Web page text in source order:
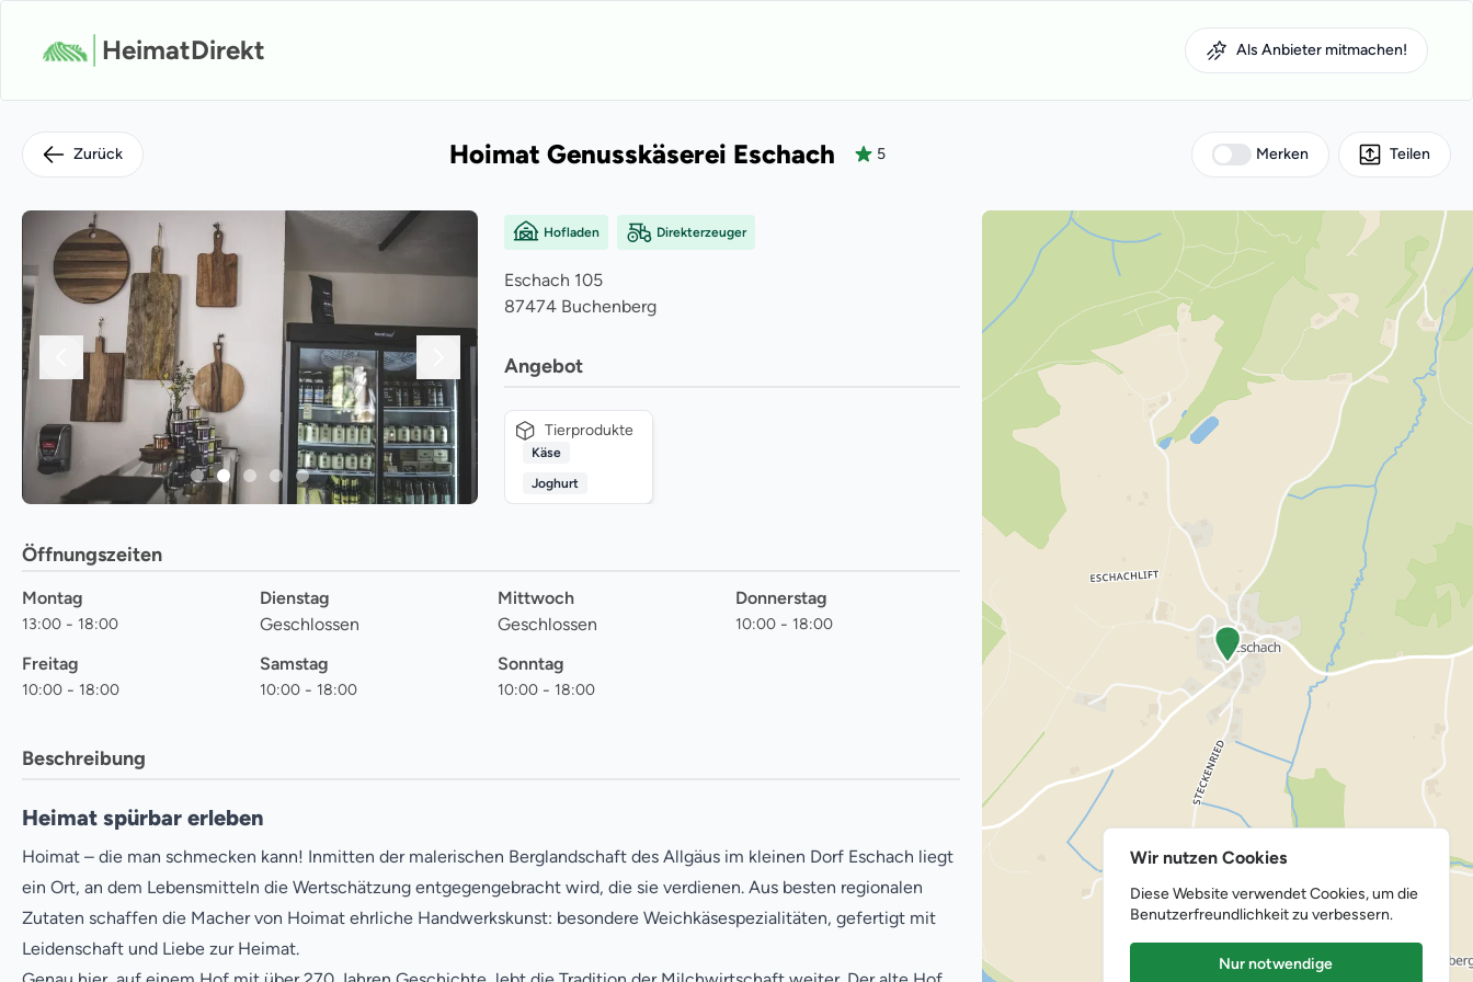
HeimatDirekt Als Anbieter mitmachen!
Zurück Hoimat Genusskäserei Eschach 5 Merken Teilen
Hofladen Direkterzeuger
Eschach 105
87474 Buchenberg
Angebot
Tierprodukte
Käse
Joghurt
Öffnungszeiten
Montag
13:00 - 18:00
Dienstag
Geschlossen
Mittwoch
Geschlossen
Donnerstag
10:00 - 18:00
Freitag
10:00 - 18:00
Samstag
10:00 - 18:00
Sonntag
10:00 - 18:00
Beschreibung
Heimat spürbar erleben
Hoimat – die man schmecken kann! Inmitten der malerischen Berglandschaft des Allgäus im kleinen Dorf Eschach liegt
ein Ort, an dem Lebensmitteln die Wertschätzung entgegengebracht wird, die sie verdienen. Aus besten regionalen
Zutaten schaffen die Macher von Hoimat ehrliche Handwerkskunst: besondere Weichkäsespezialitäten, gefertigt mit
Leidenschaft und Liebe zur Heimat.
Wir nutzen Cookies
Diese Website verwendet Cookies, um die
Benutzerfreundlichkeit zu verbessern.
Nur notwendige